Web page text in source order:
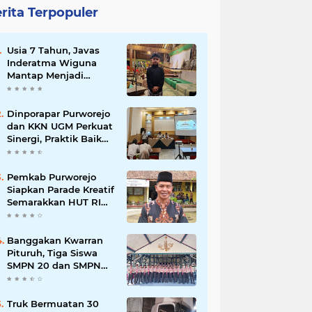
Terpopuler
Usia 7 Tahun, Javas
Inderatma Wiguna
Mantap Menjadi
Dalang Cilik, Sang
Menonton Wayang di
YouTube
Dinporapar Purworejo
dan KKN UGM Perkuat
Sinergi, Praktik Baik
Kecamatan Berdaya
Pemkab Purworejo
Siapkan Parade Kreatif
Semarakkan HUT RI
ke-81, Pendaftaran
Dibuka
Banggakan Kwarran
Pituruh, Tiga Siswa
SMPN 20 dan SMPN
40 Purworejo
Jamnas Cibubur
Truk Bermuatan 30